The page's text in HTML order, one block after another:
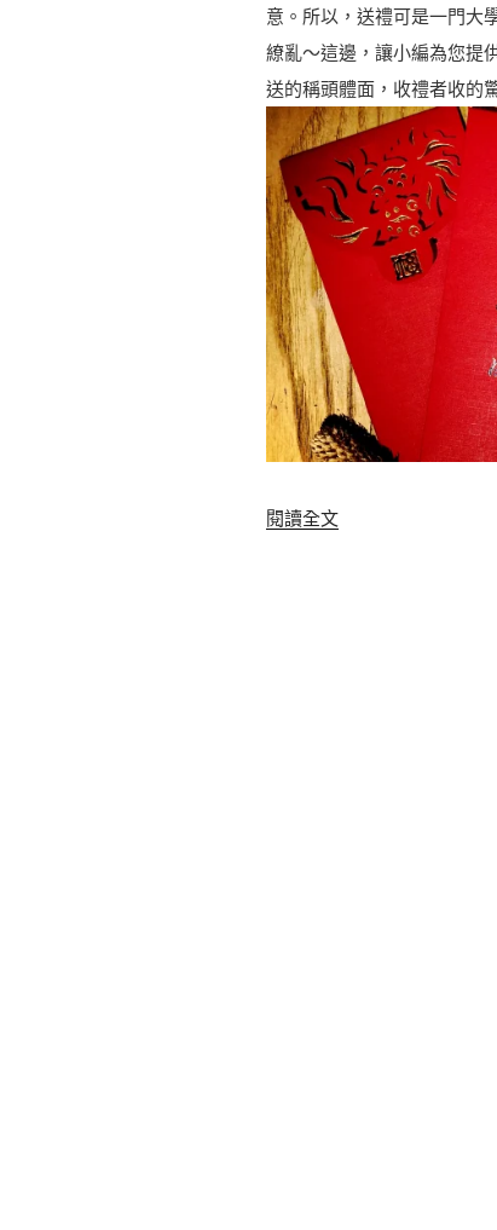
意。所以，送禮可是一門大
繚亂～這邊，讓小編為您提
送的稱頭體面，收禮者收的
閱讀全文〈